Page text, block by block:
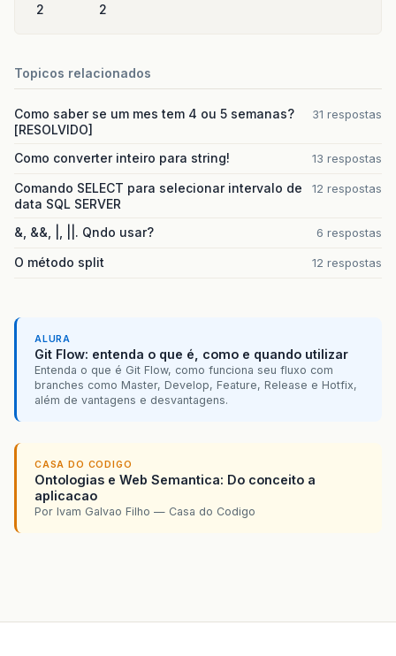
2 2
Topicos relacionados
Como saber se um mes tem 4 ou 5 semanas?
[RESOLVIDO]
31 respostas
Como converter inteiro para string! 13 respostas
Comando SELECT para selecionar intervalo de
data SQL SERVER
12 respostas
&, &&, |, ||. Qndo usar? 6 respostas
O método split 12 respostas
ALURA
Git Flow: entenda o que é, como e quando utilizar
Entenda o que é Git Flow, como funciona seu fluxo com
branches como Master, Develop, Feature, Release e Hotfix,
além de vantagens e desvantagens.
CASA DO CODIGO
Ontologias e Web Semantica: Do conceito a
aplicacao
Por Ivam Galvao Filho — Casa do Codigo